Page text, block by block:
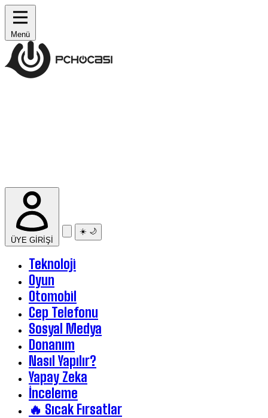
Menü
ÜYE GİRİŞİ
☀️ 🌙
Teknoloji
Oyun
Otomobil
Cep Telefonu
Sosyal Medya
Donanım
Nasıl Yapılır?
Yapay Zeka
İnceleme
🔥 Sıcak Fırsatlar